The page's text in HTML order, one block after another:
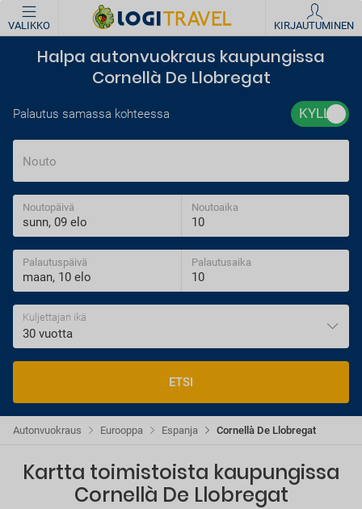
VALIKKO KIRJAUTUMINEN
Halpa autonvuokraus kaupungissa
Cornellà De Llobregat
Palautus samassa kohteessa
Nouto
Noutopäivä Noutoaika
Palautuspäivä Palautusaika
Kuljettajan ikä
30 vuotta
ETSI
Cornellà De Llobregat
Espanja
Eurooppa
Autonvuokraus
Kartta toimistoista kaupungissa
Cornellà De Llobregat